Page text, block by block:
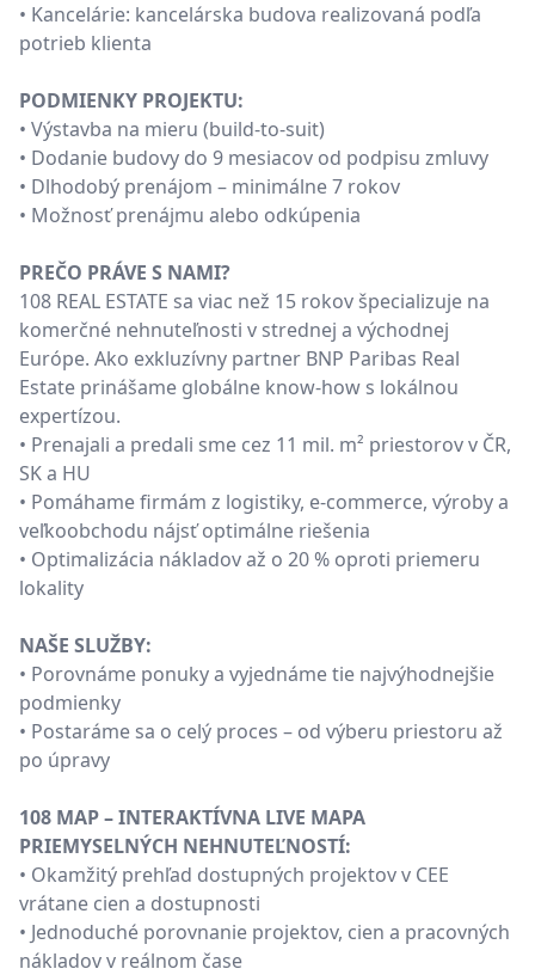
• Kancelárie: kancelárska budova realizovaná podľa
potrieb klienta
PODMIENKY PROJEKTU:
• Výstavba na mieru (build-to-suit)
• Dodanie budovy do 9 mesiacov od podpisu zmluvy
• Dlhodobý prenájom – minimálne 7 rokov
• Možnosť prenájmu alebo odkúpenia
PREČO PRÁVE S NAMI?
108 REAL ESTATE sa viac než 15 rokov špecializuje na
komerčné nehnuteľnosti v strednej a východnej
Európe. Ako exkluzívny partner BNP Paribas Real
Estate prinášame globálne know-how s lokálnou
expertízou.
• Prenajali a predali sme cez 11 mil. m² priestorov v ČR,
SK a HU
• Pomáhame firmám z logistiky, e-commerce, výroby a
veľkoobchodu nájsť optimálne riešenia
• Optimalizácia nákladov až o 20 % oproti priemeru
lokality
NAŠE SLUŽBY:
• Porovnáme ponuky a vyjednáme tie najvýhodnejšie
podmienky
• Postaráme sa o celý proces – od výberu priestoru až
po úpravy
108 MAP – INTERAKTÍVNA LIVE MAPA
PRIEMYSELNÝCH NEHNUTEĽNOSTÍ:
• Okamžitý prehľad dostupných projektov v CEE
vrátane cien a dostupnosti
• Jednoduché porovnanie projektov, cien a pracovných
nákladov v reálnom čase